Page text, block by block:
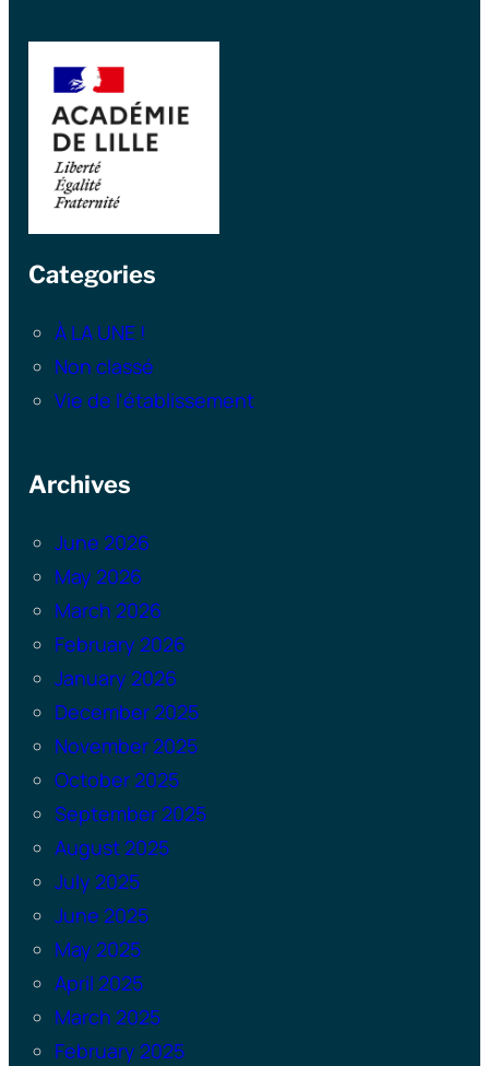
Categories
À LA UNE !
Non classé
Vie de l'établissement
Archives
June 2026
May 2026
March 2026
February 2026
January 2026
December 2025
November 2025
October 2025
September 2025
August 2025
July 2025
June 2025
May 2025
April 2025
March 2025
February 2025